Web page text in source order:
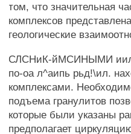
том, что значительная
комплексов
геологические
СЛСНиК-йМСИНЫМИ
по-оа л^аипь рьд!\ил.
комплексами.
подъема гранулитов
которые были указаны
предполагает